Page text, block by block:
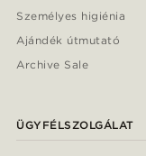
Személyes higiénia
Ajándék útmutató
Archive Sale
ÜGYFÉLSZOLGÁLAT